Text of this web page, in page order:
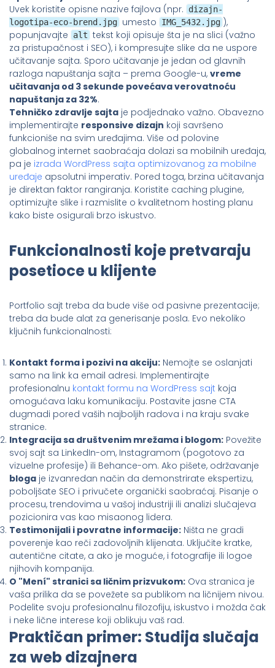
Uvek koristite opisne nazive fajlova (npr.
dizajn-
logotipa-eco-brend.jpg umesto IMG_5432.jpg ),
popunjavajte
alt tekst koji opisuje šta je na slici (važno
za pristupačnost i SEO), i kompresujte slike da ne uspore
učitavanje sajta. Sporo učitavanje je jedan od glavnih
razloga napuštanja sajta – prema Google-u, vreme
učitavanja od 3 sekunde povećava verovatnoću
napuštanja za 32%.
Tehničko zdravlje sajta je podjednako važno. Obavezno
implementirajte responsive dizajn koji savršeno
funkcioniše na svim uređajima. Više od polovine
globalnog internet saobraćaja dolazi sa mobilnih uređaja,
pa je izrada WordPress sajta optimizovanog za mobilne
uređaje apsolutni imperativ. Pored toga, brzina učitavanja
je direktan faktor rangiranja. Koristite caching plugine,
optimizujte slike i razmislite o kvalitetnom hosting planu
kako biste osigurali brzo iskustvo.
Funkcionalnosti koje pretvaraju
posetioce u klijente
Portfolio sajt treba da bude više od pasivne prezentacije;
treba da bude alat za generisanje posla. Evo nekoliko
ključnih funkcionalnosti:
Kontakt forma i pozivi na akciju: Nemojte se oslanjati
samo na link ka email adresi. Implementirajte
profesionalnu kontakt formu na WordPress sajt koja
omogućava laku komunikaciju. Postavite jasne CTA
dugmadi pored vaših najboljih radova i na kraju svake
stranice.
Integracija sa društvenim mrežama i blogom: Povežite
svoj sajt sa LinkedIn-om, Instagramom (pogotovo za
vizuelne profesije) ili Behance-om. Ako pišete, održavanje
bloga je izvanredan način da demonstrirate ekspertizu,
poboljšate SEO i privučete organički saobraćaj. Pisanje o
procesu, trendovima u vašoj industriji ili analizi slučajeva
pozicionira vas kao misaonog lidera.
Testimonijali i povratne informacije: Ništa ne gradi
poverenje kao reči zadovoljnih klijenata. Uključite kratke,
autentične citate, a ako je moguće, i fotografije ili logoe
njihovih kompanija.
O "Mení" stranici sa ličnim prizvukom: Ova stranica je
vaša prilika da se povežete sa publikom na ličnijem nivou.
Podelite svoju profesionalnu filozofiju, iskustvo i možda čak
i neke lične interese koji oblikuju vaš rad.
Praktičan primer: Studija slučaja
za web dizajnera